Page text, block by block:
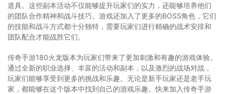
道具。这些副本活动不仅能够提升玩家们的实力，还能够培养他们
的团队合作精神和战斗技巧。游戏还加入了更多的BOSS角色，它们
的技能和战斗方式都十分独特，需要玩家们进行精确的战术安排和
团队配合才能战胜它们。
传奇手游180火龙版本为玩家们带来了更加刺激和有趣的游戏体验。
通过全新的职业选择、丰富的活动和副本，以及激烈的战场对战，
玩家们能够享受到更多的挑战和乐趣。无论是新手玩家还是老手玩
家，都能够在这个版本中找到自己的游戏乐趣。快来加入传奇手游